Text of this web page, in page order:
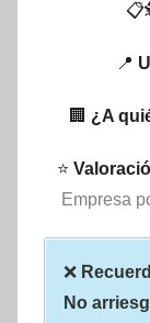
📍
🏢 ¿A
⭐
Empresa
❌
No